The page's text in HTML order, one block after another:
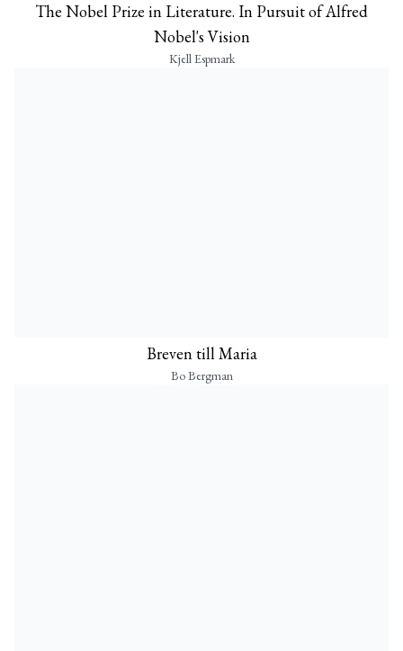
The Nobel Prize in Literature. In Pursuit of Alfred
Nobel's Vision
Kjell Espmark
Breven till Maria
Bo Bergman